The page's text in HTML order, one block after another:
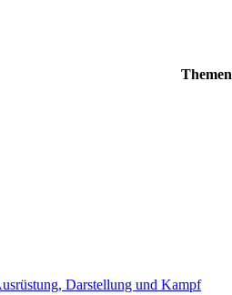
Themen
Darstellung und Kampf